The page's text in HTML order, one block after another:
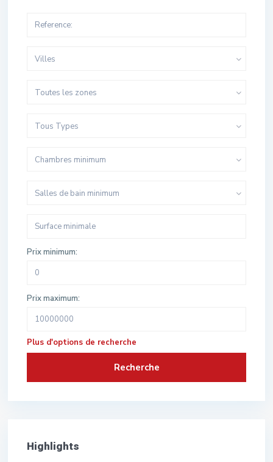
Villes
Toutes les zones
Tous Types
Chambres minimum
Salles de bain minimum
Prix minimum:
Prix maximum:
Plus d'options de recherche
Recherche
Highlights